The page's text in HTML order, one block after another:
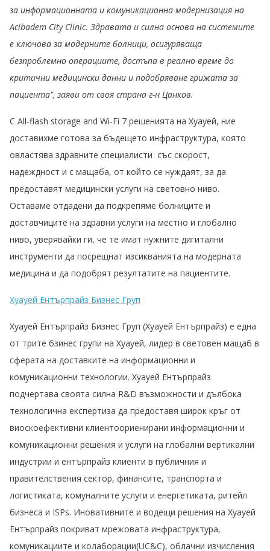
за информационната и комуникационна модернизация на
Acibadem City Clinic. Здравата и силна основа на системите
е ключова за модерните болници, осигуряваща
безпроблемно операциите, достъпа в реално време до
критични медицински данни и подобряване грижата за
пациента", заяви от своя страна г-н Цанков.
С Аll-flash storage and Wi-Fi 7 решенията на Хуауей, ние
доставихме готова за бъдещето инфраструктура, която
овластява здравните специалисти със скорост,
надеждност и с мащаба, от който се нуждаят, за да
предоставят медицински услуги на световно ниво.
Оставаме отдадени да подкрепяме болниците и
доставчиците на здравни услуги на местно и глобално
ниво, уверявайки ги, че те имат нужните дигитални
инструменти да посрещнат изсикванията на модерната
медицина и да подобрят резултатите на пациентите.
Хуауей Ентърпрайз Бизнес Груп
Хуауей Ентърпрайз Бизнес Груп (Хуауей Ентърпрайз) е една
от трите бзинес групи на Хуауей, лидер в световен мащаб в
сферата на доставките на информационни и
комуникационни технологии. Хуауей Ентърпрайз
подчертава своята силна R&D възможности и дълбока
технологична експертиза да предоставя широк кръг от
виоскоефективни клиентоориенирани информационни и
комуникационни решения и услуги на глобални вертикални
индустрии и ентърпрайз клиенти в публичния и
правителствения сектор, финансите, транспорта и
логистиката, комуналните услуги и енергетиката, ритейл
бизнеса и ISPs. Иновативните и водещи решения на Хуауей
Ентърпрайз покриват мрежовата инфраструктура,
комуникациите и колаборации(UC&C), облачни изчисления